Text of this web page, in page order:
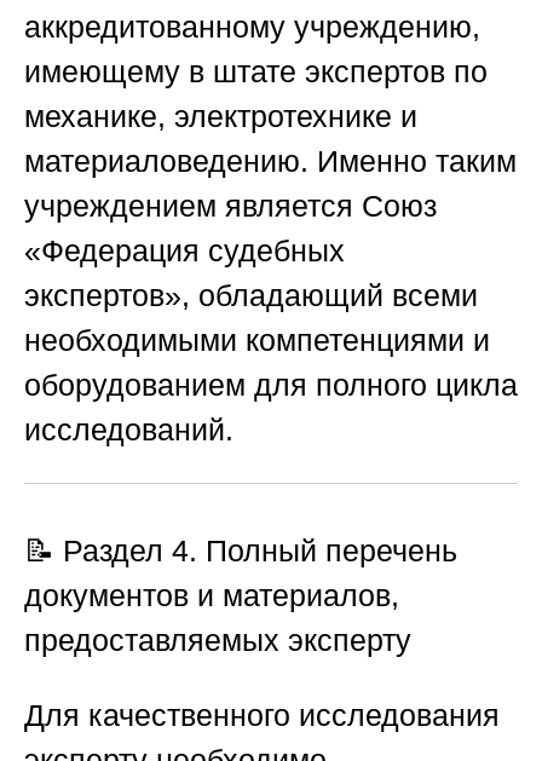
аккредитованному учреждению,
имеющему в штате экспертов по
механике, электротехнике и
материаловедению. Именно таким
учреждением является Союз
«Федерация судебных
экспертов», обладающий всеми
необходимыми компетенциями и
оборудованием для полного цикла
исследований.
📝 Раздел 4. Полный перечень
документов и материалов,
предоставляемых эксперту
Для качественного исследования